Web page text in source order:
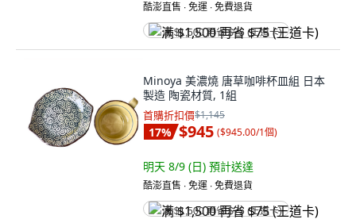
酷澎直售 ∙ 免運 ∙ 免費退貨
满 $1,500 再省 $75 (王道卡)
Minoya 美濃燒 唐草咖啡杯皿組 日本
製造 陶瓷材質, 1組
首購折扣價$1,145
17% $945 ($945.00/1個)
明天 8/9 (日) 預計送達
酷澎直售 ∙ 免運 ∙ 免費退貨
满 $1,500 再省 $75 (王道卡)